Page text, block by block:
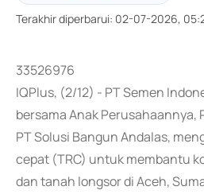
Terakhir diperbarui: 02-07-2026,
33526976
IQPlus, (2/12) - PT Semen
bersama Anak Perusahaannya,
PT Solusi Bangun Andalas,
cepat (TRC) untuk membantu
dan tanah longsor di Aceh,